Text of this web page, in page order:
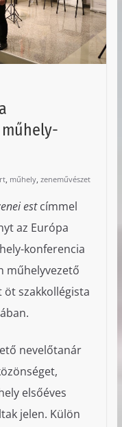
, műhely, zeneművészet
estcímmel
az Európa
konferencia
műhelyvezető
szakkollégista
nevelőtanár
elsőéves
jelen. Külön